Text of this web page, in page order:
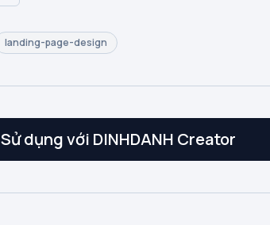
landing-page-design
Sử dụng với DINHDANH Creator